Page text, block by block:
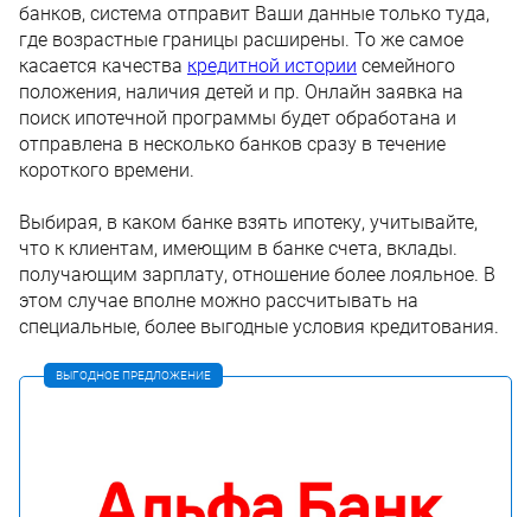
банков, система отправит Ваши данные только туда,
где возрастные границы расширены. То же самое
касается качества кредитной истории семейного
положения, наличия детей и пр. Онлайн заявка на
поиск ипотечной программы будет обработана и
отправлена в несколько банков сразу в течение
короткого времени.
Выбирая, в каком банке взять ипотеку, учитывайте,
что к клиентам, имеющим в банке счета, вклады.
получающим зарплату, отношение более лояльное. В
этом случае вполне можно рассчитывать на
специальные, более выгодные условия кредитования.
ВЫГОДНОЕ ПРЕДЛОЖЕНИЕ